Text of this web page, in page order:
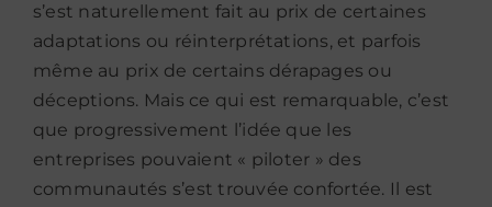
s’est naturellement fait au prix de certaines
adaptations ou réinterprétations, et parfois
même au prix de certains dérapages ou
déceptions. Mais ce qui est remarquable, c’est
que progressivement l’idée que les
entreprises pouvaient « piloter » des
communautés s’est trouvée confortée. Il est